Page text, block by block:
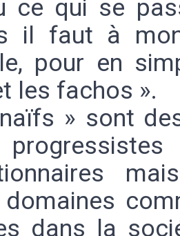
ce qui se
il faut à
pour en
les fachos ».
» sont
dans la